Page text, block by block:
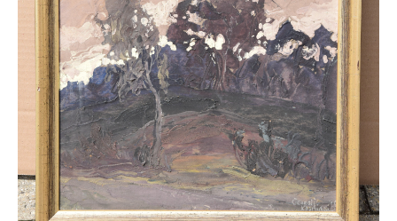
Themenflyer: Michel Wagner
Weitere Themenflyer
Buchempfehlungen
Richild Holt – Farbe und Linie
Theodor Zeller (1900-1986) Maler und
Visionär
Walter Becker (1893-1984) Malerei und Grafik